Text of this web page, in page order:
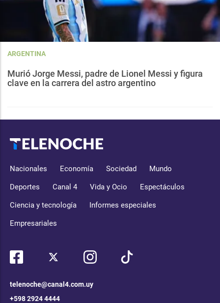
ARGENTINA
Murió Jorge Messi, padre de Lionel Messi y figura
clave en la carrera del astro argentino
Nacionales Economía Sociedad Mundo
Deportes Canal 4 Vida y Ocio Espectáculos
Ciencia y tecnología Informes especiales
Empresariales
telenoche@canal4.com.uy
+598 2924 4444